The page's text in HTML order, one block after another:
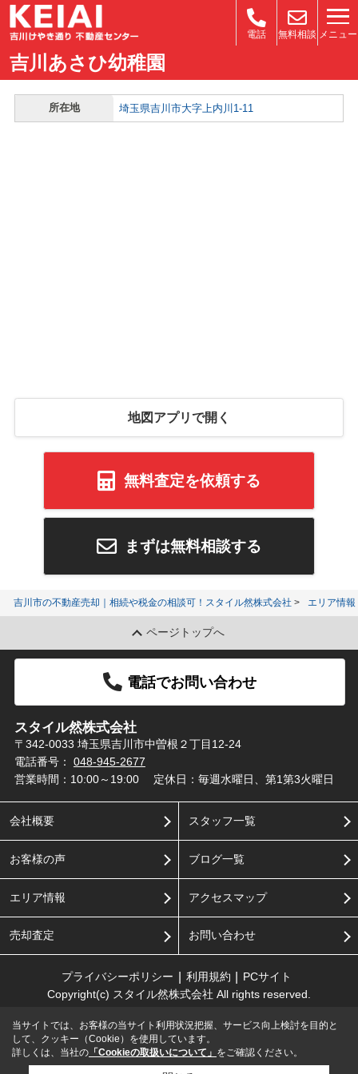
電話 無料相談 メニュー
吉川あさひ幼稚園
所在地 埼玉県吉川市大字上内川1-11
地図アプリで開く
無料査定を依頼する
まずは無料相談する
吉川市の不動産売却｜相続や税金の相談可！スタイル然株式会社 エリア情報
ページトップへ
電話でお問い合わせ
スタイル然株式会社
〒342-0033 埼玉県吉川市中曽根２丁目12-24
電話番号： 048-945-2677
営業時間：10:00～19:00
定休日：毎週水曜日、第1第3火曜日
会社概要
お客様の声
エリア情報
売却査定
スタッフ一覧
ブログ一覧
アクセスマップ
お問い合わせ
プライバシーポリシー 利用規約
PCサイト
Copyright(c) スタイル然株式会社 All rights reserved.
当サイトでは、お客様の当サイト利用状況把握、サービス向上検討を目的と
して、クッキー（Cookie）を使用しています。
詳しくは、当社の 「Cookieの取扱いについて」 をご確認ください。